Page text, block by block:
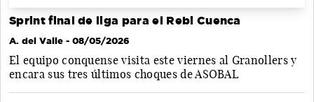
Sprint final de liga para el Rebi Cuenca
A. del Valle - 08/05/2026
El equipo conquense visita este viernes al Granollers y
encara sus tres últimos choques de ASOBAL